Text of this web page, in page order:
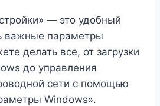
— это удобный
важные параметры
делать все, от загрузки
до управления
сети с помощью
Windows».